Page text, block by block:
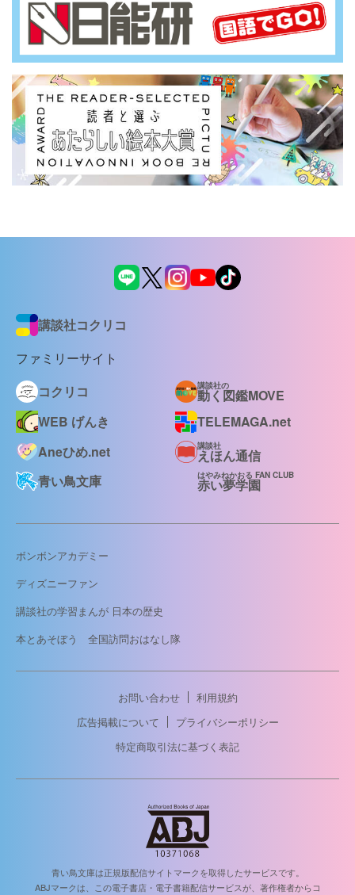
講談社コクリコ
ファミリーサイト
コクリコ
講談社の
動く図鑑MOVE
WEB げんき
TELEMAGA.net
Aneひめ.net
講談社
えほん通信
青い鳥文庫
はやみねかおる FAN CLUB
赤い夢学園
ボンボンアカデミー
ディズニーファン
講談社の学習まんが 日本の歴史
本とあそぼう 全国訪問おはなし隊
お問い合わせ
利用規約
広告掲載について
プライバシーポリシー
特定商取引法に基づく表記
青い鳥文庫は正規版配信サイトマークを取得したサービスです。
ABJマークは、この電子書店・電子書籍配信サービスが、著作権者からコ